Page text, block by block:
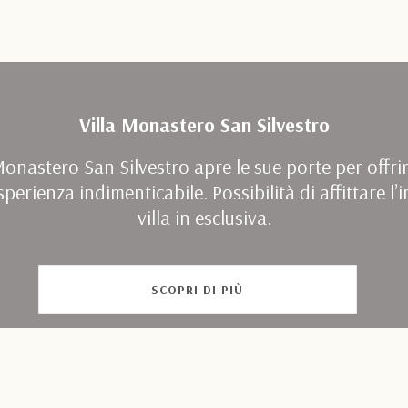
Villa Monastero San Silvestro
San Silvestro apre le sue porte per
indimenticabile. Possibilità di affittare
villa in esclusiva.
SCOPRI DI PIÙ